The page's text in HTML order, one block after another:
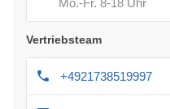
Mo.-Fr. 8-18 Uhr
Vertriebsteam
+4921738519997